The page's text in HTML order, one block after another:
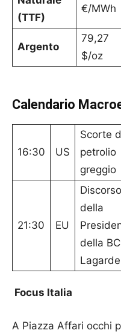
(TTF)
€/MWh
Argento
79,27
$/oz
Calendario
16:30 US
Scorte
petrolio
greggio
21:30 EU
Discorso
della
della
Lagarde
Focus Italia
A Piazza Affari occhi